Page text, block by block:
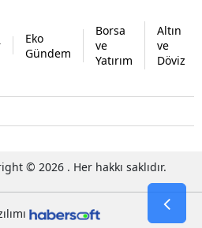
Eko
Gündem
Borsa
ve
Yatırım
Altın
ve
Döviz
© 2026 . Her hakkı saklıdır.